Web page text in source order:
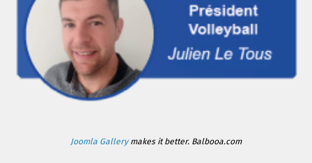
Joomla Gallerymakes it better. Balbooa.com